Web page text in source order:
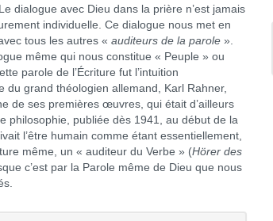
dialogue avec Dieu dans la prière n’est jamais
individuelle. Ce dialogue nous met en
tous les autres « auditeurs de la parole ».
même qui nous constitue « Peuple » ou
parole de l’Écriture fut l’intuition
du grand théologien allemand, Karl Rahner,
de ses premières œuvres, qui était d’ailleurs
philosophie, publiée dès 1941, au début de la
l’être humain comme étant essentiellement,
même, un « auditeur du Verbe » (Hörer des
c’est par la Parole même de Dieu que nous